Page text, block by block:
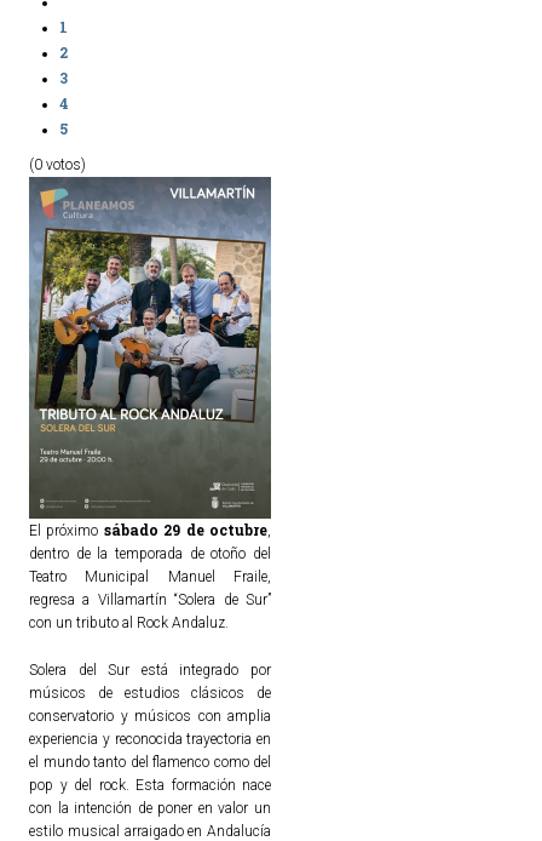
1
2
3
4
5
(0 votos)
El próximo sábado 29 de octubre
dentro de la temporada de otoño del
Teatro Municipal Manuel Fraile,
regresa a Villamartín “Solera de Sur”
con un tributo al Rock Andaluz.
Solera del Sur está integrado por
músicos de estudios clásicos de
conservatorio y músicos con amplia
experiencia y reconocida trayectoria en
el mundo tanto del flamenco como del
pop y del rock. Esta formación nace
con la intención de poner en valor un
estilo musical arraigado en Andalucía